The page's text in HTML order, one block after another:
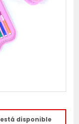
disponible